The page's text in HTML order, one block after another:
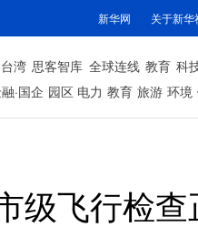
新华网 关于新华
台湾 思客智库 全球连线 教育 科
·国企 园区 电力 教育 旅游 环境
级飞行检查